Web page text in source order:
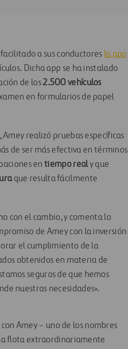
a sus conductores la app
Dicha app se ha instalado
de los2.500 vehículos
en formularios de papel
realizó pruebas específicas
de ser más efectiva en términos
entiempo realy que
que resulta fácilmente
con el cambio, y comenta lo
de Amey con la inversión
el cumplimiento de la
obtenidos en materia de
seguros de que hemos
nuestras necesidades».
Amey – uno de los nombres
flota extraordinariamente